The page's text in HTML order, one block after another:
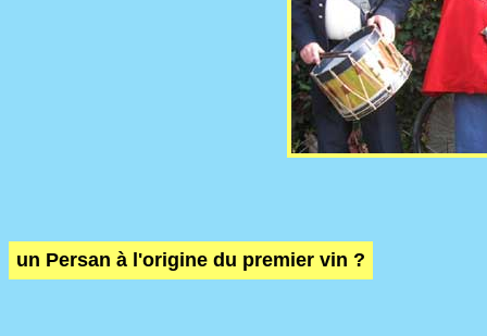
un Persan à l'origine du premier vin ?